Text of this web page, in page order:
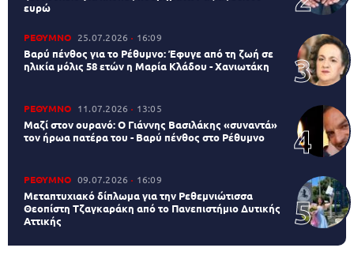
ευρώ
ΡΕΘΥΜΝΟ 25.07.2026 16:09
Βαρύ πένθος για το Ρέθυμνο: Έφυγε από τη ζωή σε
ηλικία μόλις 58 ετών η Μαρία Κλάδου - Χανιωτάκη
ΡΕΘΥΜΝΟ 11.07.2026 13:05
Μαζί στον ουρανό: Ο Γιάννης Βασιλάκης «συναντά»
τον ήρωα πατέρα του - Βαρύ πένθος στο Ρέθυμνο
ΡΕΘΥΜΝΟ 09.07.2026 16:09
Μεταπτυχιακό δίπλωμα για την Ρεθεμνιώτισσα
Θεοπίστη Τζαγκαράκη από το Πανεπιστήμιο Δυτικής
Αττικής